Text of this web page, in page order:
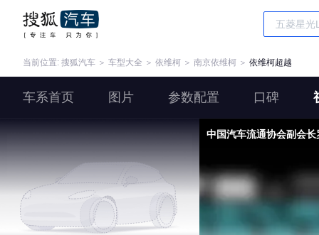
当前位置: 搜狐汽车 ＞ 车型大全 ＞ 依维柯 ＞ 南京依维柯 ＞ 依维柯超越
车系首页 图片 参数配置 口碑
中国汽车流通协会副会